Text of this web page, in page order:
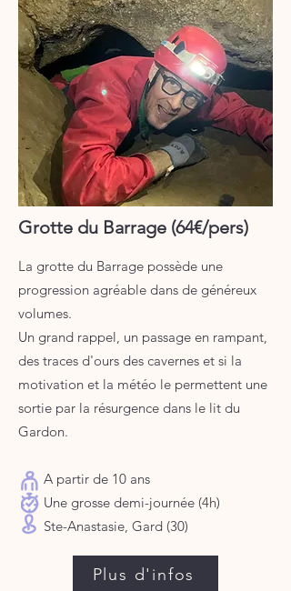
Grotte du Barrage (64€/pers)
La grotte du Barrage possède une
progression agréable dans de généreux
volumes.
Un grand rappel, un passage en rampant,
des traces d'ours des cavernes et si la
motivation et la météo le permettent une
sortie par la résurgence dans le lit du
Gardon.
A partir de 10 ans
Une grosse demi-journée (4h)
Ste-Anastasie, Gard (30)​​​​​​​
Plus d'infos